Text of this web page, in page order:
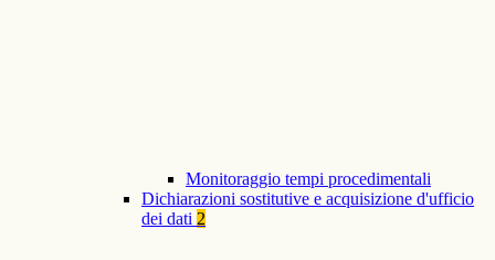
Monitoraggio tempi procedimentali
Dichiarazioni sostitutive e acquisizione d'ufficio
dei dati 2